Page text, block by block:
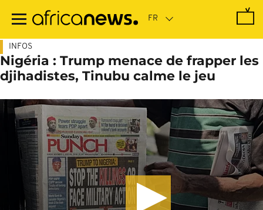
contenu
INFOS
Nigéria : Trump menace de frapper les
djihadistes, Tinubu calme le jeu